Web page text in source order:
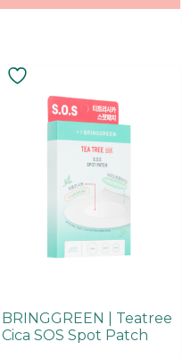
BRINGGREEN | Teatree
Cica SOS Spot Patch